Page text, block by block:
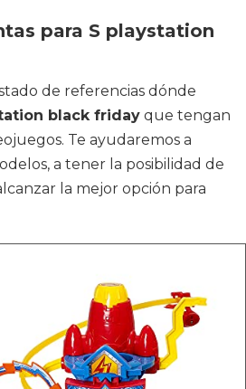
para S playstation
de referencias dónde
black friday que tengan
Te ayudaremos a
a tener la posibilidad de
la mejor opción para